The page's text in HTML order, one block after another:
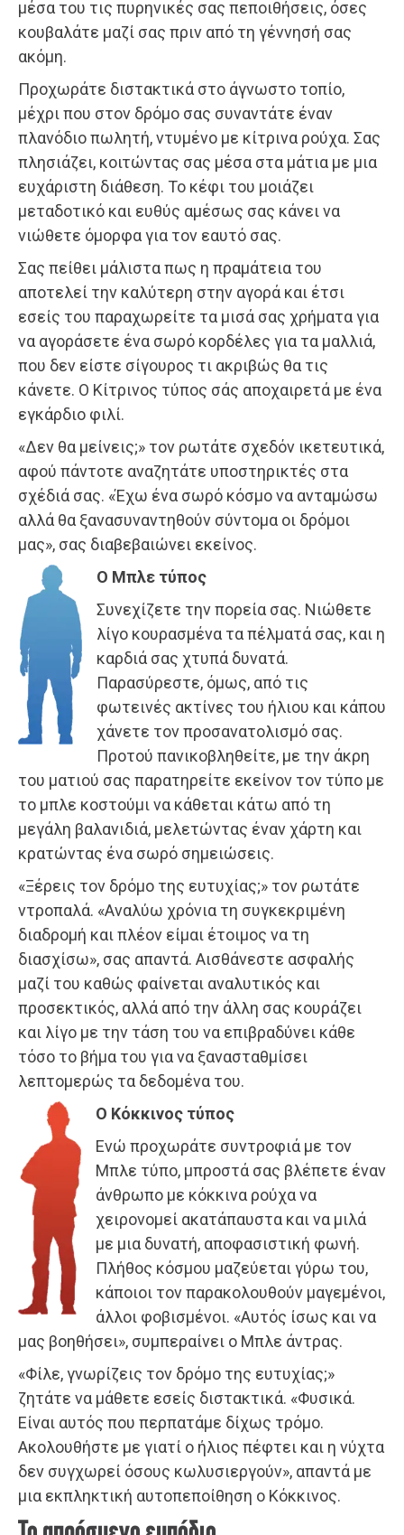
μέσα του τις πυρηνικές σας πεποιθήσεις, όσες
κουβαλάτε μαζί σας πριν από τη γέννησή σας
ακόμη.
Προχωράτε διστακτικά στο άγνωστο τοπίο,
μέχρι που στον δρόμο σας συναντάτε έναν
πλανόδιο πωλητή, ντυμένο με κίτρινα ρούχα. Σας
πλησιάζει, κοιτώντας σας μέσα στα μάτια με μια
ευχάριστη διάθεση. Το κέφι του μοιάζει
μεταδοτικό και ευθύς αμέσως σας κάνει να
νιώθετε όμορφα για τον εαυτό σας.
Σας πείθει μάλιστα πως η πραμάτεια του
αποτελεί την καλύτερη στην αγορά και έτσι
εσείς του παραχωρείτε τα μισά σας χρήματα για
να αγοράσετε ένα σωρό κορδέλες για τα μαλλιά,
που δεν είστε σίγουρος τι ακριβώς θα τις
κάνετε. Ο Κίτρινος τύπος σάς αποχαιρετά με ένα
εγκάρδιο φιλί.
«Δεν θα μείνεις;» τον ρωτάτε σχεδόν ικετευτικά,
αφού πάντοτε αναζητάτε υποστηρικτές στα
σχέδιά σας. «Έχω ένα σωρό κόσμο να ανταμώσω
αλλά θα ξανασυναντηθούν σύντομα οι δρόμοι
μας», σας διαβεβαιώνει εκείνος.
Ο Μπλε τύπος
Συνεχίζετε την πορεία σας. Νιώθετε
λίγο κουρασμένα τα πέλματά σας, και η
καρδιά σας χτυπά δυνατά.
Παρασύρεστε, όμως, από τις
φωτεινές ακτίνες του ήλιου και κάπου
χάνετε τον προσανατολισμό σας.
Προτού πανικοβληθείτε, με την άκρη
του ματιού σας παρατηρείτε εκείνον τον τύπο με
το μπλε κοστούμι να κάθεται κάτω από τη
μεγάλη βαλανιδιά, μελετώντας έναν χάρτη και
κρατώντας ένα σωρό σημειώσεις.
«Ξέρεις τον δρόμο της ευτυχίας;» τον ρωτάτε
ντροπαλά. «Αναλύω χρόνια τη συγκεκριμένη
διαδρομή και πλέον είμαι έτοιμος να τη
διασχίσω», σας απαντά. Αισθάνεστε ασφαλής
μαζί του καθώς φαίνεται αναλυτικός και
προσεκτικός, αλλά από την άλλη σας κουράζει
και λίγο με την τάση του να επιβραδύνει κάθε
τόσο το βήμα του για να ξανασταθμίσει
λεπτομερώς τα δεδομένα του.
Ο Κόκκινος τύπος
Ενώ προχωράτε συντροφιά με τον
Μπλε τύπο, μπροστά σας βλέπετε έναν
άνθρωπο με κόκκινα ρούχα να
χειρονομεί ακατάπαυστα και να μιλά
με μια δυνατή, αποφασιστική φωνή.
Πλήθος κόσμου μαζεύεται γύρω του,
κάποιοι τον παρακολουθούν μαγεμένοι,
άλλοι φοβισμένοι. «Αυτός ίσως και να
μας βοηθήσει», συμπεραίνει ο Μπλε άντρας.
«Φίλε, γνωρίζεις τον δρόμο της ευτυχίας;»
ζητάτε να μάθετε εσείς διστακτικά. «Φυσικά.
Είναι αυτός που περπατάμε δίχως τρόμο.
Ακολουθήστε με γιατί ο ήλιος πέφτει και η νύχτα
δεν συγχωρεί όσους κωλυσιεργούν», απαντά με
μια εκπληκτική αυτοπεποίθηση ο Κόκκινος.